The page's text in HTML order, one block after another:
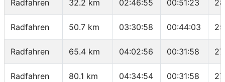
Radfahren 32.2 km 02:46:55 00:51:23
Radfahren 50.7 km 03:30:58 00:44:03
Radfahren 65.4 km 04:02:56 00:31:58
Radfahren 80.1 km 04:34:54 00:31:58